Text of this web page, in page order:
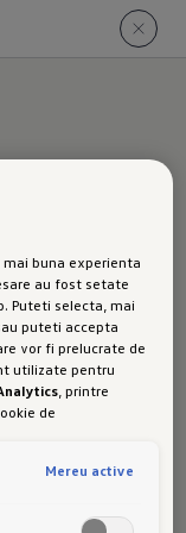
buna experienta
au fost setate
Puteti selecta, mai
puteti accepta
vor fi prelucrate de
utilizate pentru
, printre
de
urmare, nu poate
cu
Mereu active